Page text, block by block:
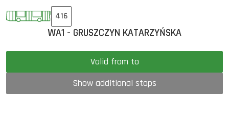
416
WA1 - GRUSZCZYN KATARZYŃSKA
Valid from to
Show additional stops